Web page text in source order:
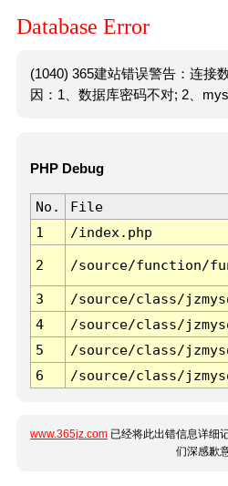
Database Error
(1040) 365建站错误警告：连接
因：1、数据库密码不对; 2、
PHP Debug
No. File
1
/index.php
2 /source/function/
3 /source/class/
4
/source/class/
5
/source/class/
6
/source/class/
www.365jz.com 已经将此出错信息详细
们深感歉